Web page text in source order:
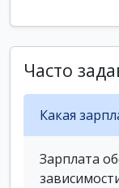
Часто
Какая
Зарплата